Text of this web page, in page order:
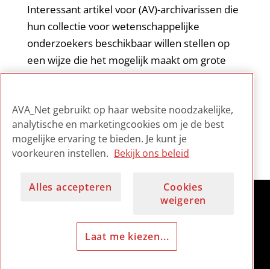
Interessant artikel voor (AV)-archivarissen die
hun collectie voor wetenschappelijke
onderzoekers beschikbaar willen stellen op
een wijze die het mogelijk maakt om grote
hoeveelheden audiovisuele media te
veranderingen en patronen.
AVA_Net gebruikt op haar website noodzakelijke,
analytische en marketingcookies om je de best
mogelijke ervaring te bieden. Je kunt je
voorkeuren instellen. Bekijk ons beleid
Alles accepteren
Cookies
weigeren
Laat me kiezen...